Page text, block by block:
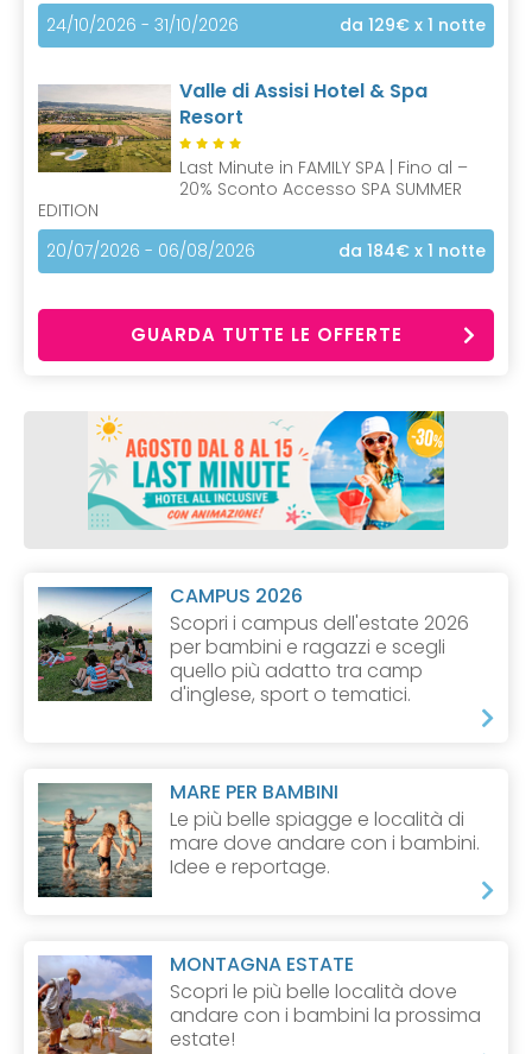
24/10/2026 - 31/10/2026 da 129€ x 1 notte
Valle di Assisi Hotel & Spa
Resort
Last Minute in FAMILY SPA | Fino al –
20% Sconto Accesso SPA SUMMER
EDITION
20/07/2026 - 06/08/2026
da 184€ x 1 notte
GUARDA TUTTE LE OFFERTE
CAMPUS 2026
Scopri i campus dell'estate 2026
per bambini e ragazzi e scegli
quello più adatto tra camp
d'inglese, sport o tematici.
MARE PER BAMBINI
Le più belle spiagge e località di
mare dove andare con i bambini.
Idee e reportage.
MONTAGNA ESTATE
Scopri le più belle località dove
andare con i bambini la prossima
estate!